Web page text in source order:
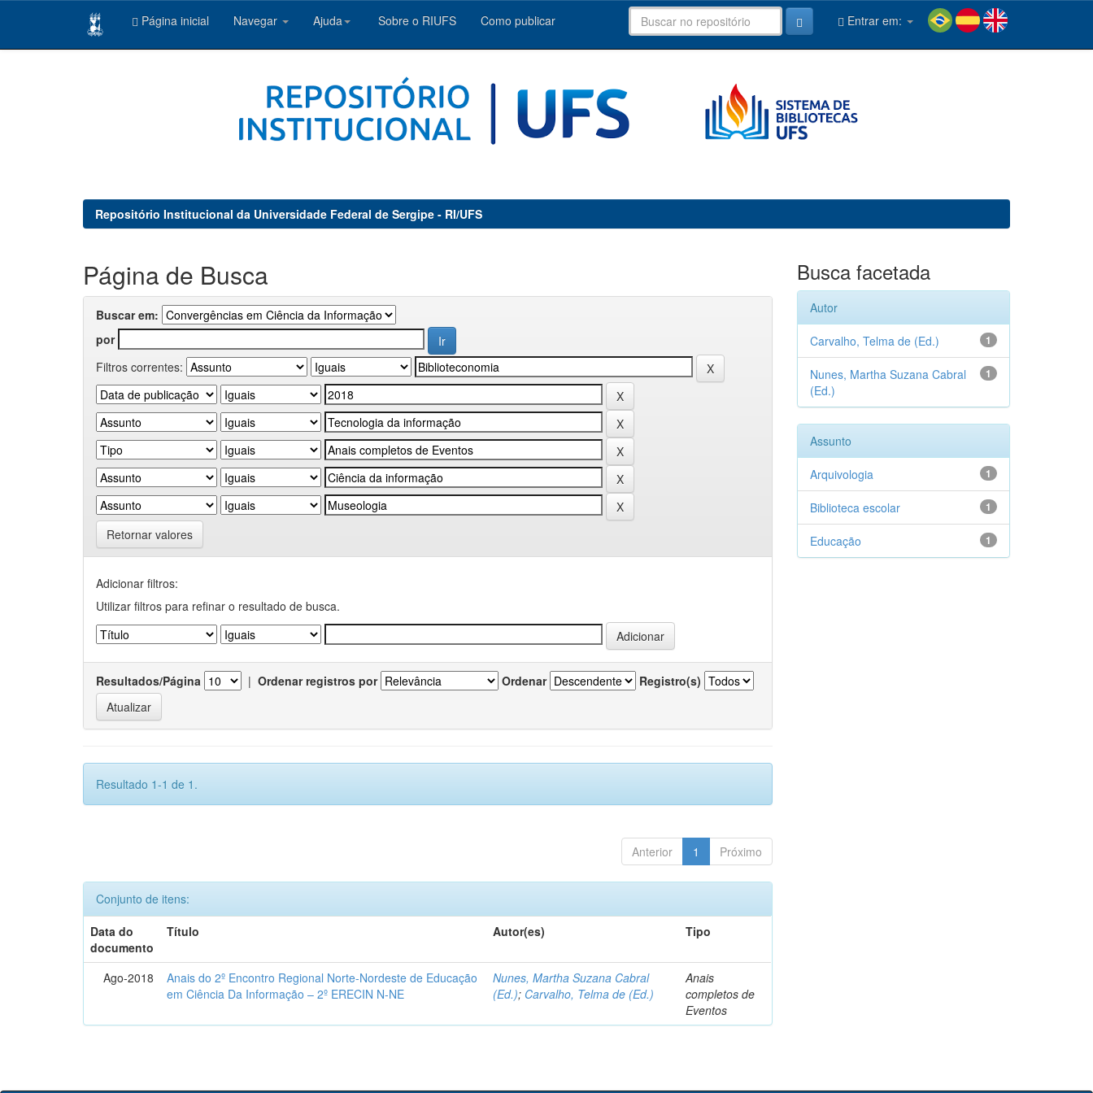
Página inicial Navegar Ajuda Sobre o RIUFS Como publicar Entrar em:
Repositório Institucional da Universidade Federal de Sergipe - RI/UFS
Página de Busca
Buscar em:
por
Filtros correntes:
Retornar valores
Adicionar filtros:
Utilizar filtros para refinar o resultado de busca.
Resultados/Página | Ordenar registros por Ordenar Registro(s)
Resultado 1-1 de 1.
Anterior 1 Próximo
Conjunto de itens:
Data do
documento
Título Autor(es) Tipo
Ago-2018
Anais do 2º Encontro Regional Norte-Nordeste de Educação
em Ciência Da Informação – 2º ERECIN N-NE
Nunes, Martha Suzana Cabral
(Ed.); Carvalho, Telma de (Ed.)
Anais
completos de
Eventos
Busca facetada
Autor
1
Carvalho, Telma de (Ed.)
1
Nunes, Martha Suzana Cabral
(Ed.)
Assunto
1
Arquivologia
1
Biblioteca escolar
1
Educação